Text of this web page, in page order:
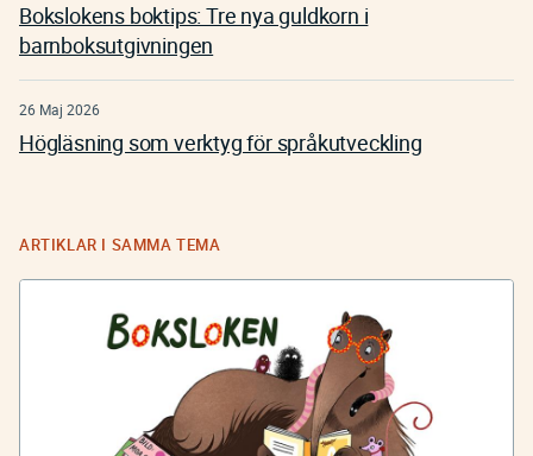
Bokslokens boktips: Tre nya guldkorn i
barnboksutgivningen
26 Maj 2026
Högläsning som verktyg för språkutveckling
ARTIKLAR I SAMMA TEMA